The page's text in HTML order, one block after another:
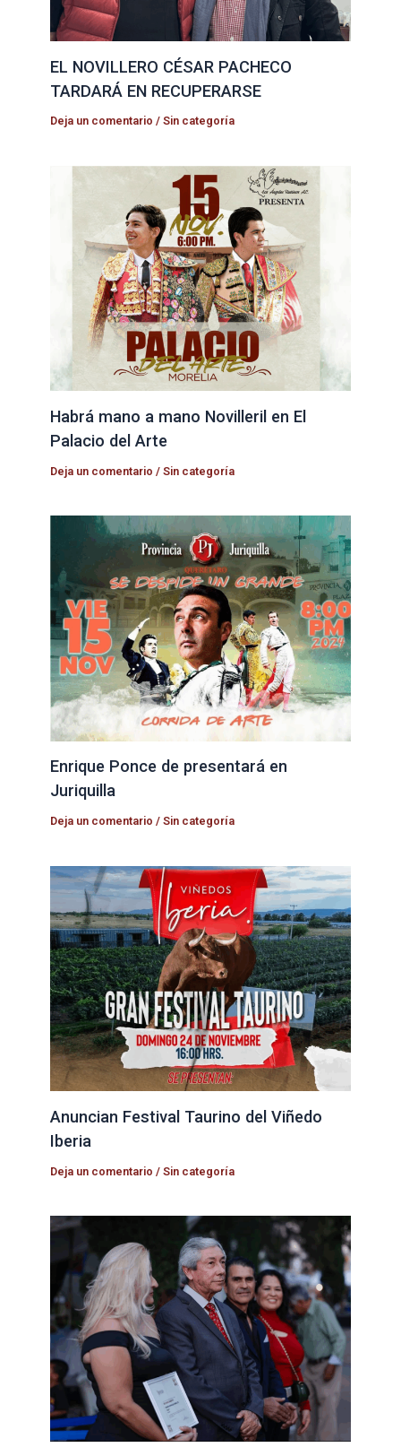
EL NOVILLERO CÉSAR PACHECO
TARDARÁ EN RECUPERARSE
Deja un comentario /Sin categoría
Habrá mano a mano Novilleril en El
Palacio del Arte
Deja un comentario /Sin categoría
Enrique Ponce de presentará en
Juriquilla
Deja un comentario /Sin categoría
Anuncian Festival Taurino del Viñedo
Iberia
Deja un comentario /Sin categoría